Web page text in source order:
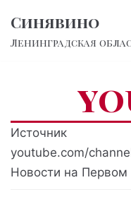
Перейти
к
Синявино
Ленинградская
Источник
youtube.com/
Новости на Первом